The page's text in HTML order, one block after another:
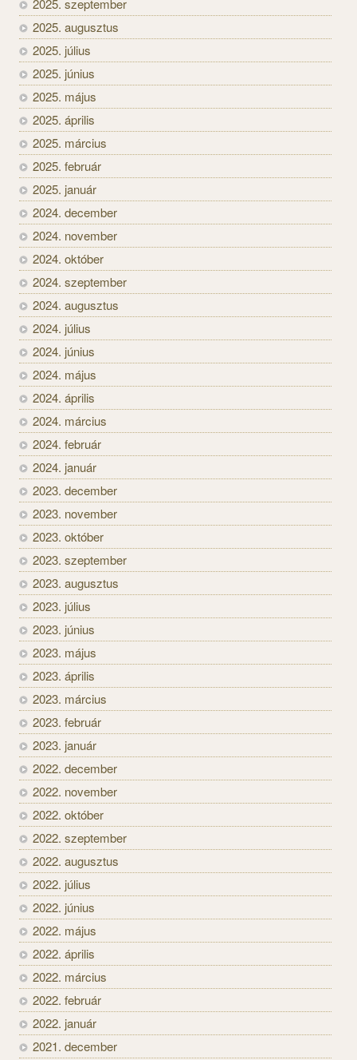
2025. szeptember
2025. augusztus
2025. július
2025. június
2025. május
2025. április
2025. március
2025. február
2025. január
2024. december
2024. november
2024. október
2024. szeptember
2024. augusztus
2024. július
2024. június
2024. május
2024. április
2024. március
2024. február
2024. január
2023. december
2023. november
2023. október
2023. szeptember
2023. augusztus
2023. július
2023. június
2023. május
2023. április
2023. március
2023. február
2023. január
2022. december
2022. november
2022. október
2022. szeptember
2022. augusztus
2022. július
2022. június
2022. május
2022. április
2022. március
2022. február
2022. január
2021. december